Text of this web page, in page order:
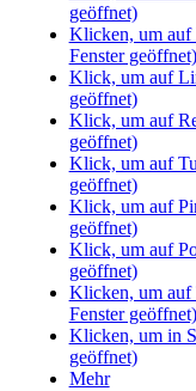
geöffnet)
Klicken, um auf
Fenster geöffnet)
Klick, um auf
geöffnet)
Klick, um auf
geöffnet)
Klick, um auf
geöffnet)
Klick, um auf
geöffnet)
Klick, um auf
geöffnet)
Klicken, um auf
Fenster geöffnet)
Klicken, um in
geöffnet)
Mehr